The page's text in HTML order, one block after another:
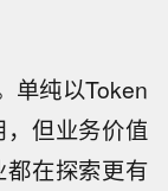
单纯以Token
但业务价值
在探索更有